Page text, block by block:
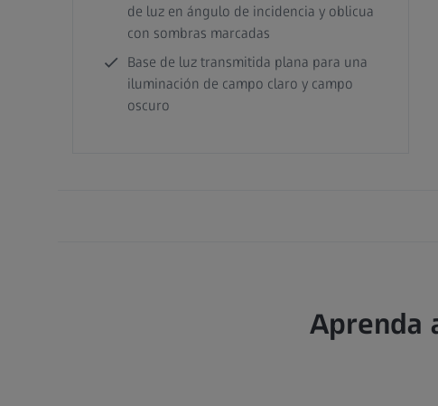
de luz en ángulo de incidencia y oblicua
con sombras marcadas
Base de luz transmitida plana para una
iluminación de campo claro y campo
oscuro
Aprenda